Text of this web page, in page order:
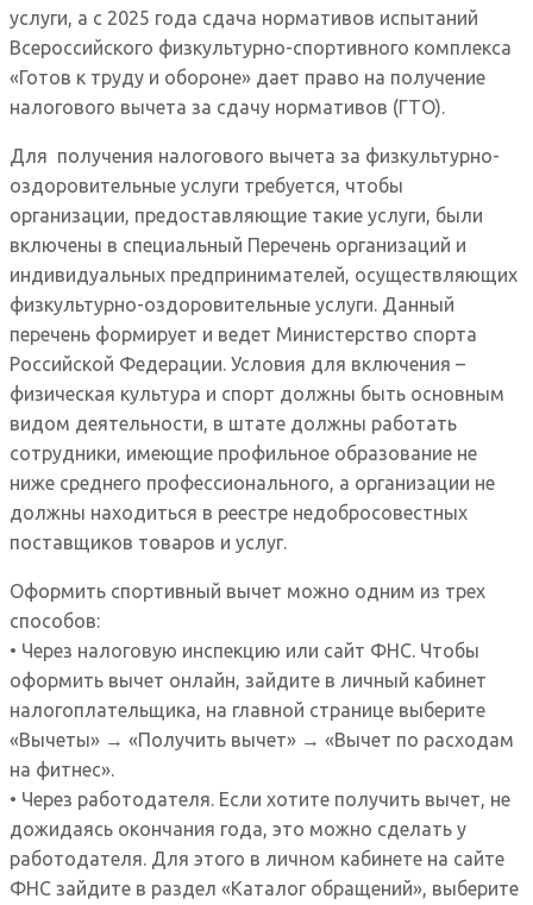
услуги, а с 2025 года сдача нормативов испытаний
Всероссийского физкультурно-спортивного комплекса
«Готов к труду и обороне» дает право на получение
налогового вычета за сдачу нормативов (ГТО).
Для получения налогового вычета за физкультурно-
оздоровительные услуги требуется, чтобы
организации, предоставляющие такие услуги, были
включены в специальный Перечень организаций и
индивидуальных предпринимателей, осуществляющих
физкультурно-оздоровительные услуги. Данный
перечень формирует и ведет Министерство спорта
Российской Федерации. Условия для включения –
физическая культура и спорт должны быть основным
видом деятельности, в штате должны работать
сотрудники, имеющие профильное образование не
ниже среднего профессионального, а организации не
должны находиться в реестре недобросовестных
поставщиков товаров и услуг.
Оформить спортивный вычет можно одним из трех
способов:
• Через налоговую инспекцию или сайт ФНС. Чтобы
оформить вычет онлайн, зайдите в личный кабинет
налогоплательщика, на главной странице выберите
«Вычеты» → «Получить вычет» → «Вычет по расходам
на фитнес».
• Через работодателя. Если хотите получить вычет, не
дожидаясь окончания года, это можно сделать у
работодателя. Для этого в личном кабинете на сайте
ФНС зайдите в раздел «Каталог обращений», выберите